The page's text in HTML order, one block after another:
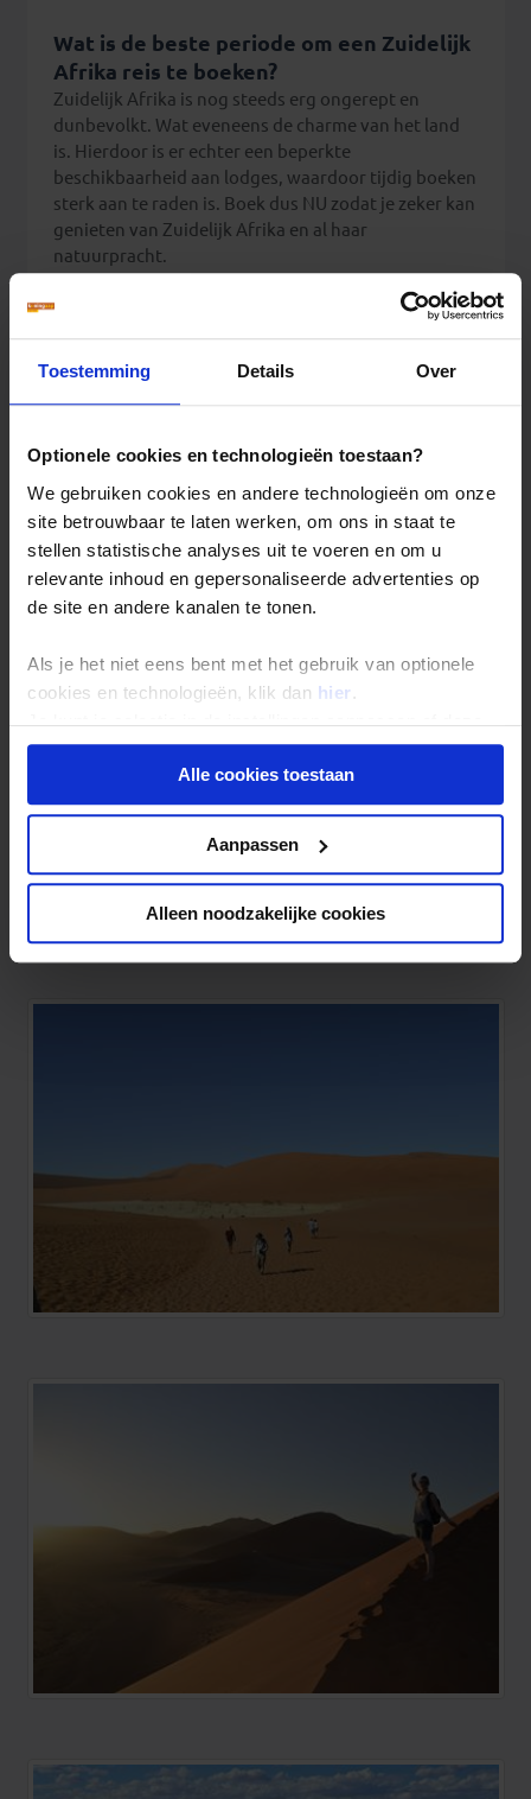
Toestemming Details Over
Optionele cookies en technologieën toestaan?
We gebruiken cookies en andere technologieën om onze
site betrouwbaar te laten werken, om ons in staat te
stellen statistische analyses uit te voeren en om u
relevante inhoud en gepersonaliseerde advertenties op
de site en andere kanalen te tonen.
Als je het niet eens bent met het gebruik van optionele
cookies en technologieën, klik dan hier .
Je kunt je selectie in de instellingen aanpassen of deze
onder aan de pagina op elk gewenst moment voor de
toekomst wijzigen.Alle cookies toestaan
Aanpassen
Alleen noodzakelijke cookies
Wat is de beste periode om een Zuidelijk
Afrika reis te boeken?
Zuidelijk Afrika is nog steeds erg ongerept en
dunbevolkt. Wat eveneens de charme van het land
is. Hierdoor is er echter een beperkte
beschikbaarheid aan lodges, waardoor tijdig boeken
sterk aan te raden is. Boek dus NU zodat je zeker kan
genieten van Zuidelijk Afrika en al haar
natuurpracht.
29 dagen
Foto's rondreis Zuidelijk Afrika